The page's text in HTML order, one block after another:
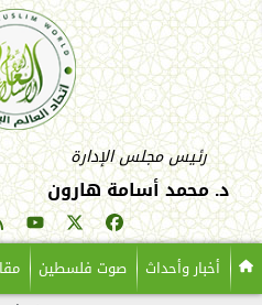
رئيس مجلس الإدارة
د. محمد أسامة هارون
أخبار وأحداث صوت فلسطين